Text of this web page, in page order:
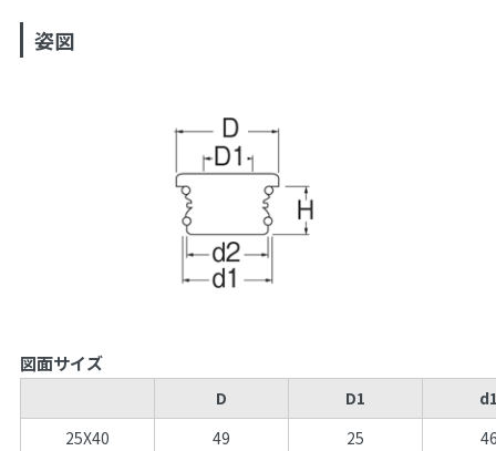
姿図
図面サイズ
D D1
25X40
49 25